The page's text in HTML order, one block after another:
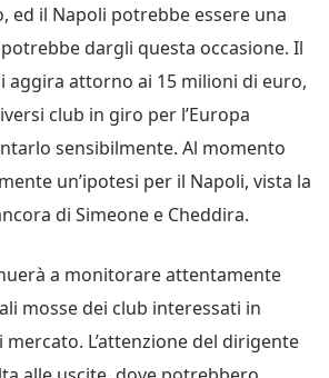
ed il Napoli potrebbe essere una
dargli questa occasione. Il
aggira attorno ai 15 milioni di euro,
club in giro per l’Europa
sensibilmente. Al momento
un’ipotesi per il Napoli, vista la
di Simeone e Cheddira.
a monitorare attentamente
mosse dei club interessati in
mercato. L’attenzione del dirigente